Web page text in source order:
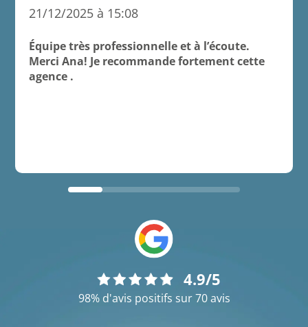
21/12/2025 à 15:08
Équipe très professionnelle et à l’écoute.
Merci Ana! Je recommande fortement cette
agence .
4.9/5
98% d'avis positifs sur 70 avis